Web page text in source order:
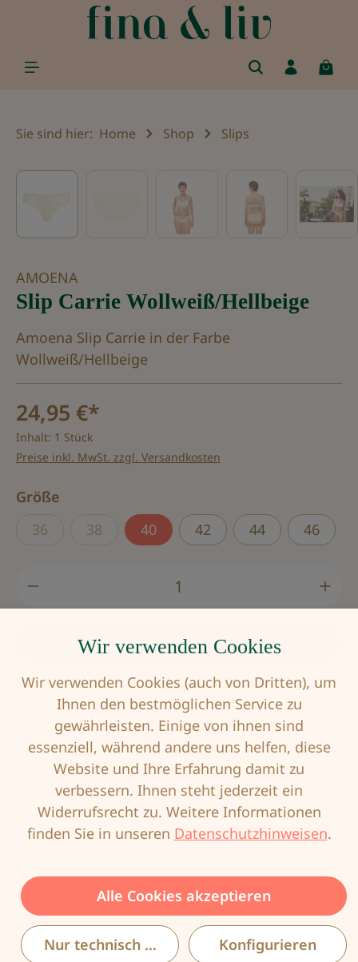
springen
Sie sind hier: Home Shop Slips
Bildergalerie überspringen
AMOENA
Slip Carrie Wollweiß/Hellbeige
Amoena Slip Carrie in der Farbe
Wollweiß/Hellbeige
24,95 €*
Inhalt: 1 Stück
Preise inkl. MwSt. zzgl. Versandkosten
Größe
36(Diese Option ist zurzeit nicht verfügbar.)
38(Diese Option ist zurzeit nicht verfügbar.)
40 42 44 46
Produkt Anzahl: Gib den gewünschten
In den Warenkorb
Produktnummer:AMO-54471920
4026275417752
Beschreibung
Creme/Hellbeige ist der Carrie Panty-Slip mit
zweifarbiger Spitze und grafischem
Würfelmust…Mehr
Wir verwenden Cookies
Wir verwenden Cookies (auch von Dritten), um
Ihnen den bestmöglichen Service zu
gewährleisten. Einige von ihnen sind
essenziell, während andere uns helfen, diese
Website und Ihre Erfahrung damit zu
verbessern. Ihnen steht jederzeit ein
Widerrufsrecht zu. Weitere Informationen
finden Sie in unseren Datenschutzhinweisen.
Alle Cookies akzeptieren
Nur technisch notwendigeKonfigurieren